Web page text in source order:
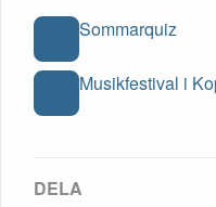
Sommarquiz
Musikfestival i